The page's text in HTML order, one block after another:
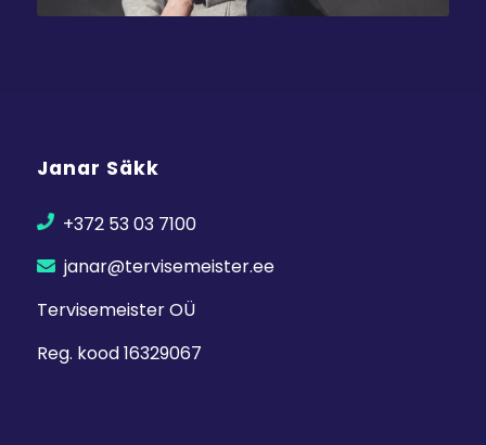
Janar Säkk
+372 53 03 7100
janar@tervisemeister.ee
Tervisemeister OÜ
Reg. kood 16329067